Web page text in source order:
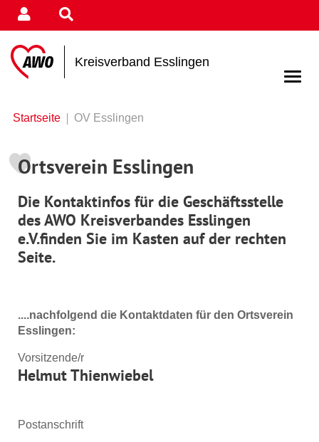
Kreisverband Esslingen
Startseite OV Esslingen
Ortsverein Esslingen
Die Kontaktinfos für die Geschäftsstelle
des AWO Kreisverbandes Esslingen
e.V.finden Sie im Kasten auf der rechten
Seite.
....nachfolgend die Kontaktdaten für den Ortsverein
Esslingen:
Vorsitzende/r
Helmut Thienwiebel
Postanschrift